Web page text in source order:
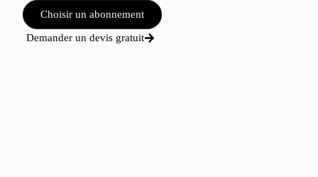
Choisir un abonnement
Demander un devis gratuit